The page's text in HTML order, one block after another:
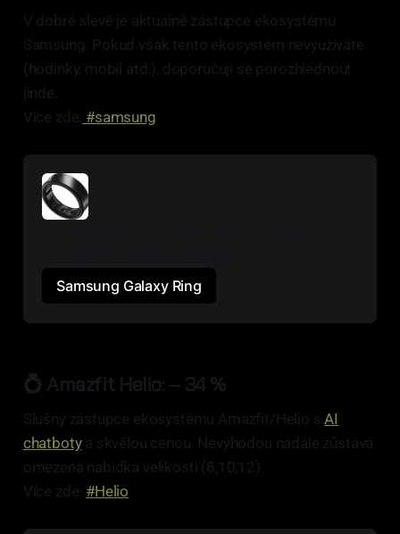
V dobré slevě je aktuálně zástupce ekosystému
Samsung. Pokud však tento ekosystém nevyužíváte
(hodinky, mobil atd.), doporučuji se porozhlédnout
jinde.
Více zde: #samsung
Samsung Galaxy Ring
💍 Amazfit Helio: – 34 %
Slušný zástupce ekosystému Amazfit/Helio sAI
chatbotya skvělou cenou. Nevýhodou nadále zůstává
omezená nabídka velikostí (8,10,12).
Více zde: #Helio